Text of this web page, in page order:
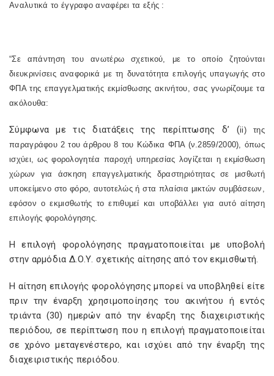
Αναλυτικά το έγγραφο αναφέρει τα εξής :
“Σε απάντηση του ανωτέρω σχετικού, με το οποίο ζητούνται
διευκρινίσεις αναφορικά με τη δυνατότητα επιλογής υπαγωγής στο
ΦΠΑ της επαγγελματικής εκμίσθωσης ακινήτου, σας γνωρίζουμε τα
ακόλουθα:
Σύμφωνα με τις διατάξεις της περίπτωσης δ’ (ii) της
παραγράφου 2 του άρθρου 8 του Κώδικα ΦΠΑ (ν.2859/2000), όπως
ισχύει, ως φορολογητέα παροχή υπηρεσίας λογίζεται η εκμίσθωση
χώρων για άσκηση επαγγελματικής δραστηριότητας σε μισθωτή
υποκείμενο στο φόρο, αυτοτελώς ή στα πλαίσια μικτών συμβάσεων,
εφόσον ο εκμισθωτής το επιθυμεί και υποβάλλει για αυτό αίτηση
επιλογής φορολόγησης.
Η επιλογή φορολόγησης πραγματοποιείται με υποβολή
στην αρμόδια Δ.Ο.Υ. σχετικής αίτησης από τον εκμισθωτή.
Η αίτηση επιλογής φορολόγησης μπορεί να υποβληθεί είτε
πριν την έναρξη χρησιμοποίησης του ακινήτου ή εντός
τριάντα (30) ημερών από την έναρξη της διαχειριστικής
περιόδου, σε περίπτωση που η επιλογή πραγματοποιείται
σε χρόνο μεταγενέστερο, και ισχύει από την έναρξη της
διαχειριστικής περιόδου.